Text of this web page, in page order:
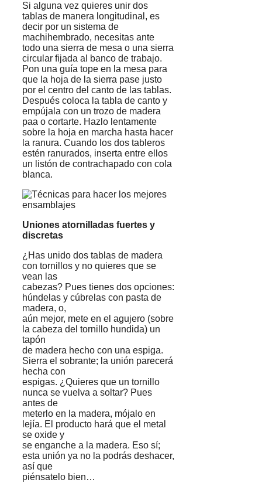
Si alguna vez quieres unir dos
tablas de manera longitudinal, es
decir por un sistema de
machihembrado, necesitas ante
todo una sierra de mesa o una sierra
circular fijada al banco de trabajo.
Pon una guía tope en la mesa para
que la hoja de la sierra pase justo
por el centro del canto de las tablas.
Después coloca la tabla de canto y
empújala con un trozo de madera
paa o cortarte. Hazlo lentamente
sobre la hoja en marcha hasta hacer
la ranura. Cuando los dos tableros
estén ranurados, inserta entre ellos
un listón de contrachapado con cola
blanca.
Uniones atornilladas fuertes y
discretas
¿Has unido dos tablas de madera
con tornillos y no quieres que se
vean las
cabezas? Pues tienes dos opciones:
húndelas y cúbrelas con pasta de
madera, o,
aún mejor, mete en el agujero (sobre
la cabeza del tornillo hundida) un
tapón
de madera hecho con una espiga.
Sierra el sobrante; la unión parecerá
hecha con
espigas. ¿Quieres que un tornillo
nunca se vuelva a soltar? Pues
antes de
meterlo en la madera, mójalo en
lejía. El producto hará que el metal
se oxide y
se enganche a la madera. Eso sí;
esta unión ya no la podrás deshacer,
así que
piénsatelo bien…